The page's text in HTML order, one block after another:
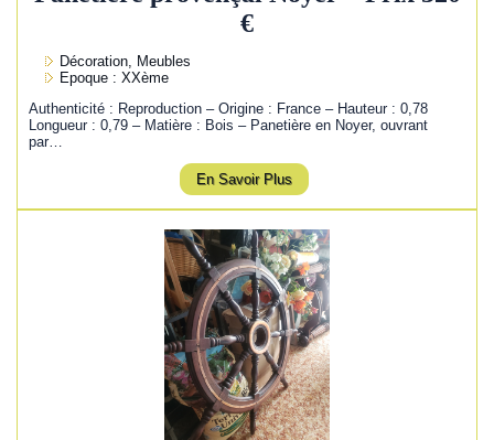
€
Décoration, Meubles
Epoque : XXème
Authenticité : Reproduction – Origine : France – Hauteur : 0,78
Longueur : 0,79 – Matière : Bois – Panetière en Noyer, ouvrant
par…
En Savoir Plus